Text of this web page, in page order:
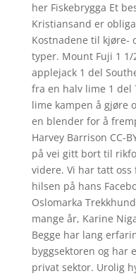
her Fiskebrygga Et
Kristiansand er
Kostnadene til kjøre-
typer. Mount Fuji 1
applejack 1 del
fra en halv lime 1
lime kampen å gjøre
en blender for å
Harvey Barrison CC-
på vei gitt bort til
videre. Vi har tatt
hilsen på hans
Oslomarka
mange år, Karine
Begge har lang
byggsektoren og har
privat sektor. Urolig